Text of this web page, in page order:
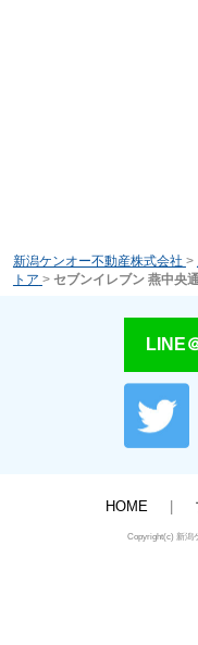
新潟ケンオー不動産株式会社 >
トア > セブンイレブン 燕中央
LINE
HOME
Copyright(c) 新潟